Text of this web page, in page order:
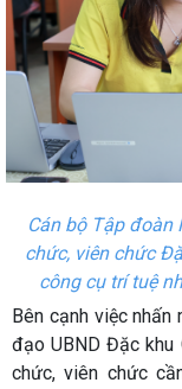
Cán bộ Tập đoàn
chức, viên chức
công cụ trí tuệ
Bên cạnh việc
đạo UBND Đặc
chức, viên chức